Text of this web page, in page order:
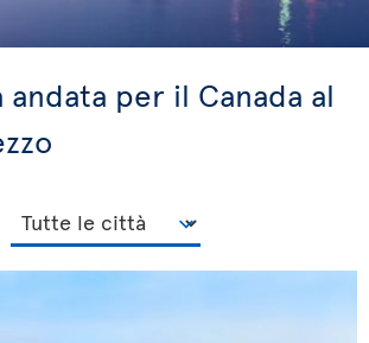
andata per il Canada al